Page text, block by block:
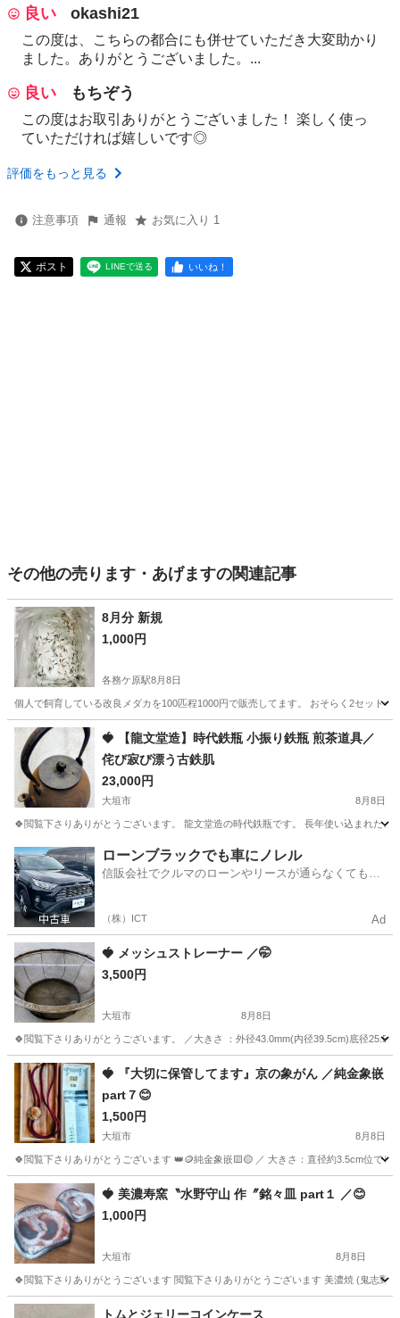
良い okashi21
この度は、こちらの都合にも併せていただき大変助かり
ました。ありがとうございました。...
良い もちぞう
この度はお取引ありがとうございました！ 楽しく使っ
ていただければ嬉しいです◎
評価をもっと見る
注意事項 通報 お気に入り 1
ポスト LINEで送る いいね！
その他の売ります・あげますの関連記事
8月分 新規
1,000円
各務ケ原駅8月8日
個人で飼育している改良メダカを100匹程1000円で販売してます。 おそらく2セット
岐阜 各務原市 各務ケ原駅 その他 メダカ
🍓 【龍文堂造】時代鉄瓶 小振り鉄瓶 煎茶道具／
侘び寂び漂う古鉄肌
23,000円
大垣市 8月8日
🍀閲覧下さりありがとうございます。 龍文堂造の時代鉄瓶です。 長年使い込まれた
岐阜 大垣市 その他 鉄瓶
ローンブラックでも車にノレル
信販会社でクルマのローンやリースが通らなくてもク
（株）ICT Ad
🍓 メッシュストレーナー ／🤭
3,500円
大垣市 8月8日
🍀閲覧下さりありがとうございます。 ／大きさ ：外径43.0mm(内径39.5cm)底径
岐阜 大垣市 その他 画像
🍓 『大切に保管してます』京の象がん ／純金象嵌
part７😊
1,500円
大垣市 8月8日
🍀閲覧下さりありがとうございます 👑🪙純金象嵌🟨🟡 ／ 大きさ：直径約3.5cm位で
岐阜 大垣市 その他 純金
🍓 美濃寿窯〝水野守山 作〞銘々皿 part１ ／😊
1,000円
大垣市 8月8日
🍀閲覧下さりありがとうございます 閲覧下さりありがとうございます 美濃焼 (鬼志野
岐阜 大垣市 その他 銘々皿
トムとジェリーコインケース